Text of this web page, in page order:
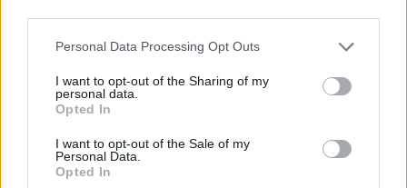
Personal Data Processing Opt Outs
I want to opt-out of the Sharing of my
personal data.
Opted In
I want to opt-out of the Sale of my
Personal Data.
Opted In
Weboldal:
bútorok, szőnyegek, üveg, porcelán és ezüst tárgyak, ékszerek,
néprajzi tárgyak értékesítése és aukcionálása. Hagyatékok és
gyűjtemények árverezése. Ingyenes értékbecslés. Árveréseinkre
GALÉRIA TOVÁBBI MŰTÁRGYAI